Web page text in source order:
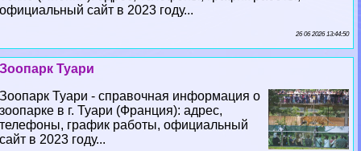
официальный сайт в 2023 году...
26 06 2026 13:44:50
Зоопарк Туари
Зоопарк Туари - справочная информация о
зоопарке в г. Туари (Франция): адрес,
телефоны, график работы, официальный
сайт в 2023 году...